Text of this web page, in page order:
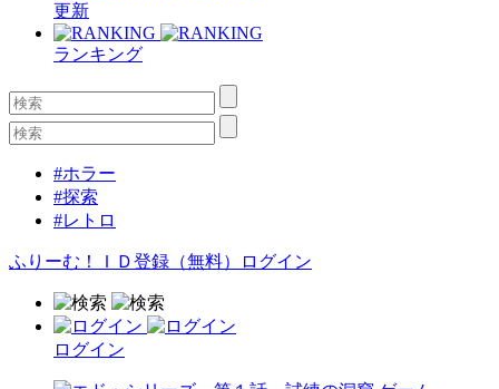
更新
ランキング
#ホラー
#探索
#レトロ
ふりーむ！ＩＤ登録（無料） ログイン
ログイン